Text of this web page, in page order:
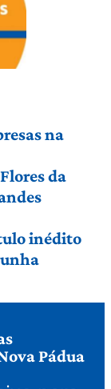
na
da
inédito
Pádua